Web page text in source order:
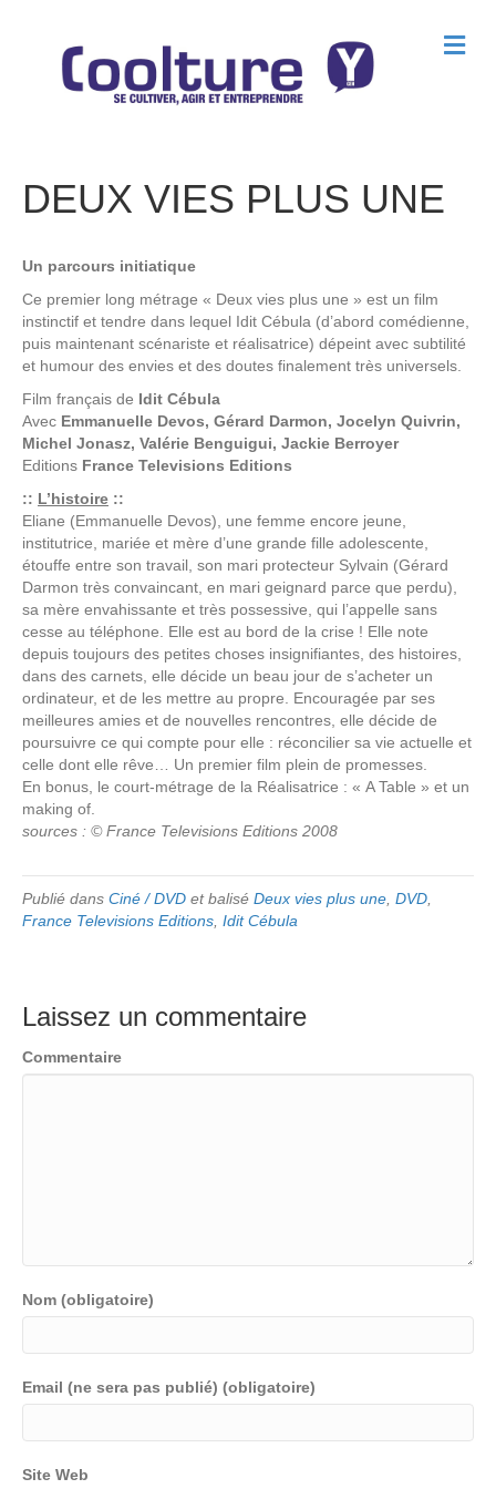
M
e
DEUX VIES PLUS UNE
Un parcours initiatique
Ce premier long métrage « Deux vies plus une » est un film
instinctif et tendre dans lequel Idit Cébula (d’abord comédienne,
puis maintenant scénariste et réalisatrice) dépeint avec subtilité
et humour des envies et des doutes finalement très universels.
Film français de Idit Cébula
Avec Emmanuelle Devos, Gérard Darmon, Jocelyn Quivrin,
Michel Jonasz, Valérie Benguigui, Jackie Berroyer
Editions France Televisions Editions
:: L’histoire ::
Eliane (Emmanuelle Devos), une femme encore jeune,
institutrice, mariée et mère d’une grande fille adolescente,
étouffe entre son travail, son mari protecteur Sylvain (Gérard
Darmon très convaincant, en mari geignard parce que perdu),
sa mère envahissante et très possessive, qui l’appelle sans
cesse au téléphone. Elle est au bord de la crise ! Elle note
depuis toujours des petites choses insignifiantes, des histoires,
dans des carnets, elle décide un beau jour de s’acheter un
ordinateur, et de les mettre au propre. Encouragée par ses
meilleures amies et de nouvelles rencontres, elle décide de
poursuivre ce qui compte pour elle : réconcilier sa vie actuelle et
celle dont elle rêve… Un premier film plein de promesses.
En bonus, le court-métrage de la Réalisatrice : « A Table » et un
making of.
sources : © France Televisions Editions 2008
Publié dans Ciné / DVD et balisé Deux vies plus une DVD
France Televisions Editions Idit Cébula
Laissez un commentaire
Commentaire
Nom (obligatoire)
Email (ne sera pas publié) (obligatoire)
Site Web